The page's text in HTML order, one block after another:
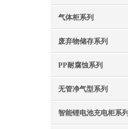
气体柜系列
废弃物储存系列
PP耐腐蚀系列
无管净气型系列
智能锂电池充电柜系列